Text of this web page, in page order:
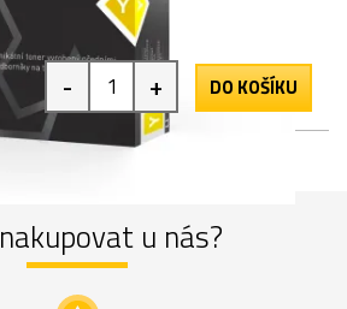
- + DO KOŠÍKU
nakupovat u nás?